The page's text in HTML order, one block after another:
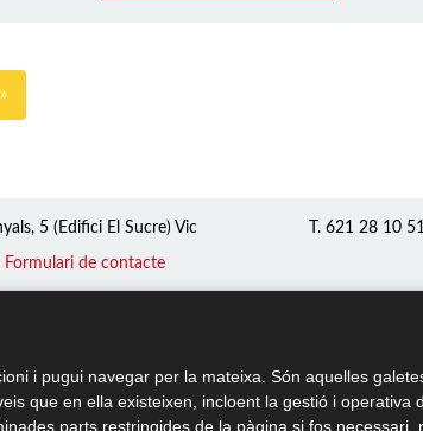
»
5 (Edifici El Sucre) Vic T. 621 28 10 51
Formulari de contacte
i pugui navegar per la mateixa. Són aquelles
que en ella existeixen, incloent la gestió i operativa
parts restringides de la pàgina si fos necessari,